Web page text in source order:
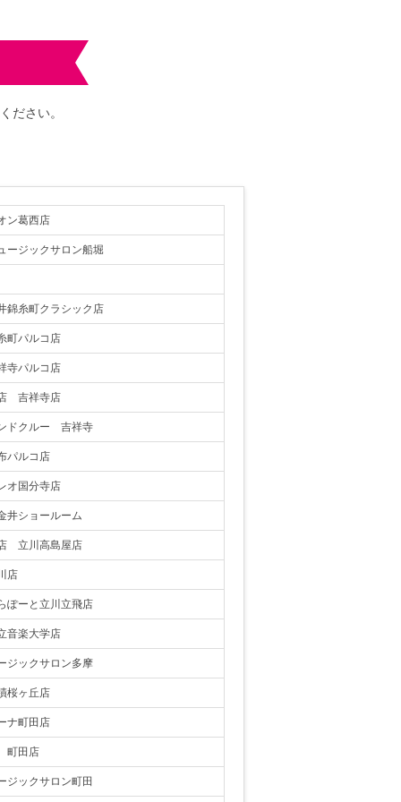
ださい。
ン葛西店
ジックサロン船堀
糸町クラシック店
町パルコ店
寺パルコ店
吉祥寺店
ドクルー 吉祥寺
パルコ店
オ国分寺店
ショールーム
立川高島屋店
店
ーと立川立飛店
音楽大学店
ジックサロン多摩
桜ヶ丘店
ナ町田店
町田店
ジックサロン町田